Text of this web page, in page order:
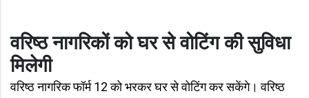
वरिष्ठ नागरिकों को घर से वोटिंग की सुविधा
मिलेगी
वरिष्ठ नागरिक फॉर्म 12 को भरकर घर से वोटिंग कर सकेंगे। वरिष्ठ